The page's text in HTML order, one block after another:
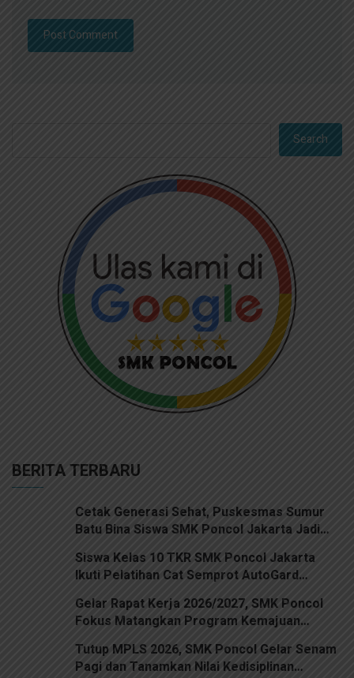
Search
BERITA TERBARU
Cetak Generasi Sehat, Puskesmas Sumur
Batu Bina Siswa SMK Poncol Jakarta Jadi
Siswa Kelas 10 TKR SMK Poncol Jakarta
Ikuti Pelatihan Cat Semprot AutoGard
Gelar Rapat Kerja 2026/2027, SMK Poncol
Fokus Matangkan Program Kemajuan
Tutup MPLS 2026, SMK Poncol Gelar Senam
Pagi dan Tanamkan Nilai Kedisiplinan